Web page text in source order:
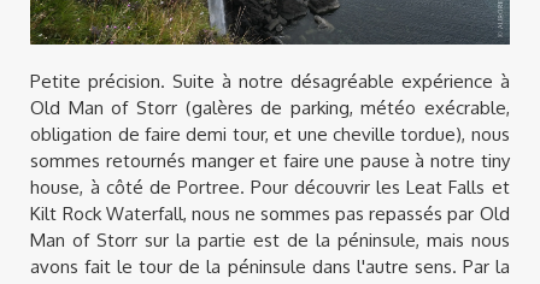
Petite précision. Suite à notre désagréable expérience à
Old Man of Storr (galères de parking, météo exécrable,
obligation de faire demi tour, et une cheville tordue), nous
sommes retournés manger et faire une pause à notre tiny
house, à côté de Portree. Pour découvrir les Leat Falls et
Kilt Rock Waterfall, nous ne sommes pas repassés par Old
Man of Storr sur la partie est de la péninsule, mais nous
avons fait le tour de la péninsule dans l'autre sens. Par la